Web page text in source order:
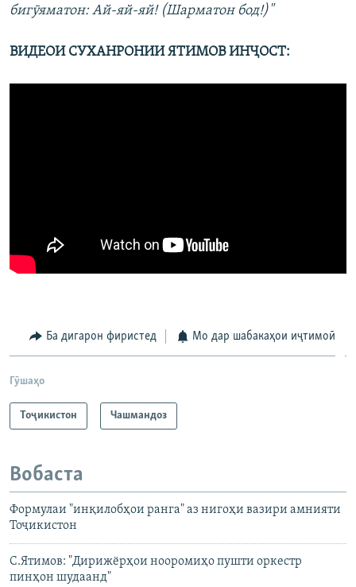
бигӯяматон: Ай-яй-яй! (Шарматон бод!)"
ВИДЕОИ СУХАНРОНИИ ЯТИМОВ ИНҶОСТ:
Ба дигарон фиристед Мо дар шабакаҳои иҷтимоӣ
Гӯшаҳо
Тоҷикистон Чашмандоз
Вобаста
Формулаи "инқилобҳои ранга" аз нигоҳи вазири амнияти
Тоҷикистон
С.Ятимов: "Дирижёрҳои нооромиҳо пушти оркестр
пинҳон шудаанд"